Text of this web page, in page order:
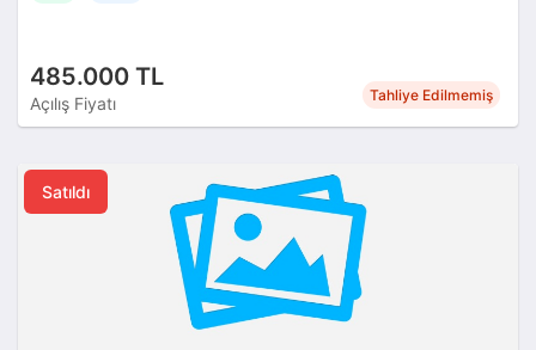
485.000 TL
Açılış Fiyatı Tahliye Edilmemiş
Satıldı